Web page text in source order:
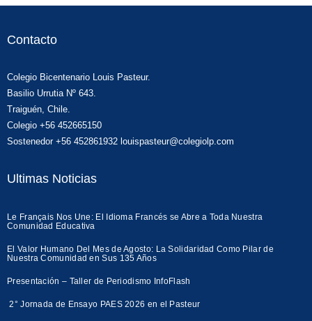
Contacto
Colegio Bicentenario Louis Pasteur.
Basilio Urrutia Nº 643.
Traiguén, Chile.
Colegio +56 452665150
Sostenedor +56 452861932 louispasteur@colegiolp.com
Ultimas Noticias
Le Français Nos Une: El Idioma Francés se Abre a Toda Nuestra
Comunidad Educativa
El Valor Humano Del Mes de Agosto: La Solidaridad Como Pilar de
Nuestra Comunidad en Sus 135 Años
Presentación – Taller de Periodismo InfoFlash
2° Jornada de Ensayo PAES 2026 en el Pasteur